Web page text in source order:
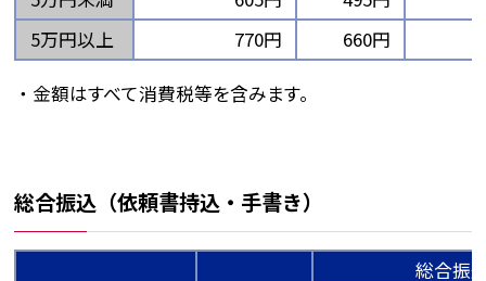
5万円以上
770円 660円
金額はすべて消費税等を含みます。
総合振込（依頼書持込・手書き）
総合振